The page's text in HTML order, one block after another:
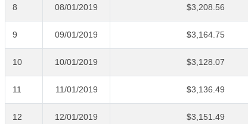
8 08/01/2019 $3,208.56
9 09/01/2019 $3,164.75
10 10/01/2019 $3,128.07
11 11/01/2019 $3,136.49
12 12/01/2019 $3,151.49